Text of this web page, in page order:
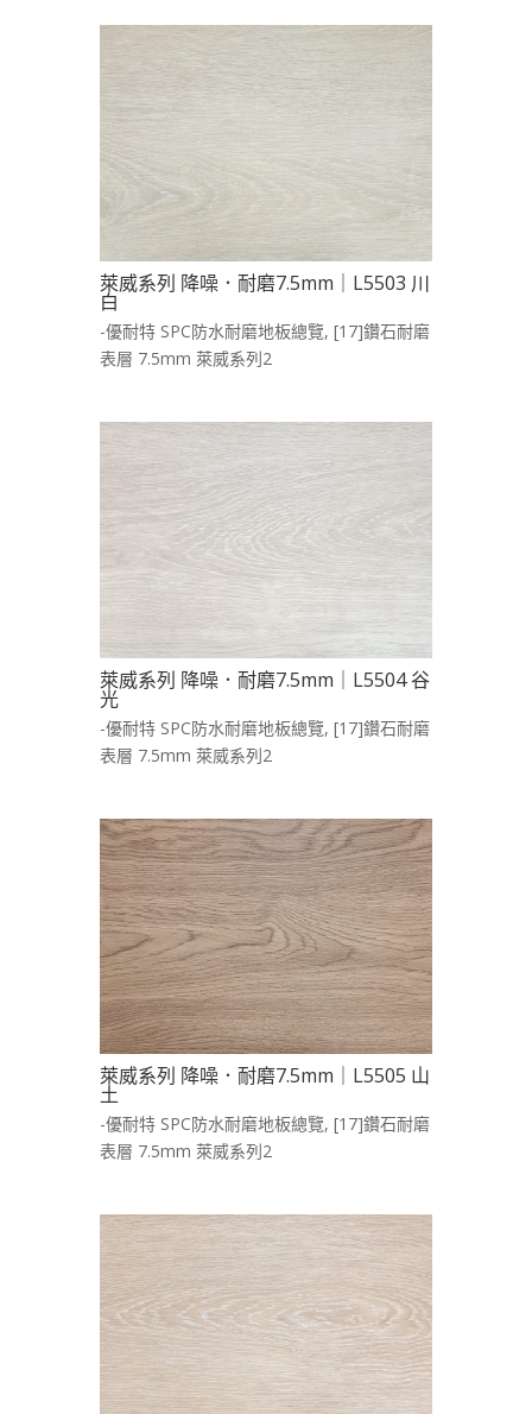
萊威系列 降噪．耐磨7.5mm｜L5503 川
白
-優耐特 SPC防水耐磨地板總覽, [17]鑽石耐磨
表層 7.5mm 萊威系列2
萊威系列 降噪．耐磨7.5mm｜L5504 谷
光
-優耐特 SPC防水耐磨地板總覽, [17]鑽石耐磨
表層 7.5mm 萊威系列2
萊威系列 降噪．耐磨7.5mm｜L5505 山
土
-優耐特 SPC防水耐磨地板總覽, [17]鑽石耐磨
表層 7.5mm 萊威系列2